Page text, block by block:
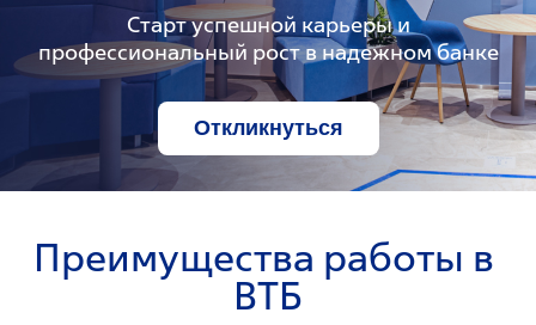
Старт успешной карьеры и
профессиональный рост в надежном банке
Откликнуться
Преимущества работы в
ВТБ